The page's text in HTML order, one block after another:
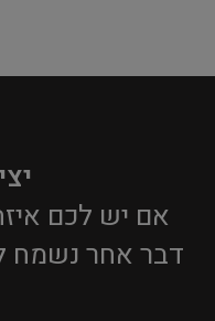
אם יש לכם
דבר אחר נשמח